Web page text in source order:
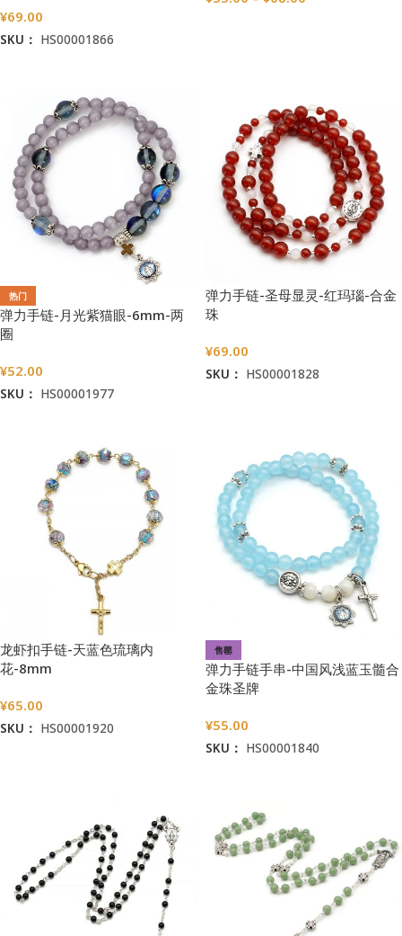
¥69.00
SKU： HS00001866
热门
弹力手链-月光紫猫眼-6mm-两
圈
¥52.00
SKU： HS00001977
弹力手链-圣母显灵-红玛瑙-合金
珠
¥69.00
SKU： HS00001828
龙虾扣手链-天蓝色琉璃内
花-8mm
¥65.00
SKU： HS00001920
售罄
弹力手链手串-中国风浅蓝玉髓合
金珠圣牌
¥55.00
SKU： HS00001840